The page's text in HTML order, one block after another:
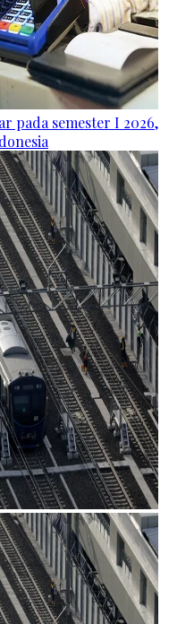
pada semester I 2026,